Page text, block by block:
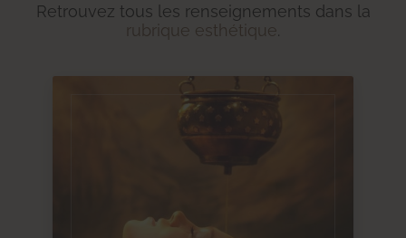
Retrouvez tous les renseignements dans la
rubrique esthétique